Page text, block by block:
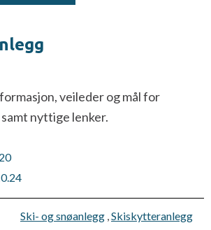
veileder og mål for
nyttige lenker.
Ski- og snøanlegg ,Skiskytteranlegg